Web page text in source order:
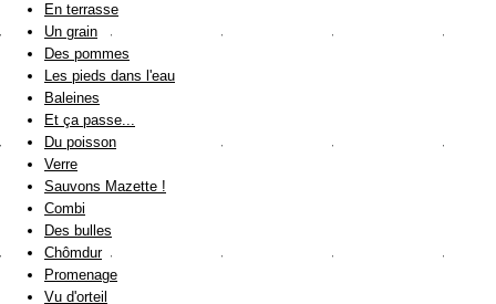
En terrasse
Un grain
Des pommes
Les pieds dans l'eau
Baleines
Et ça passe...
Du poisson
Verre
Sauvons Mazette !
Combi
Des bulles
Chômdur
Promenage
Vu d'orteil